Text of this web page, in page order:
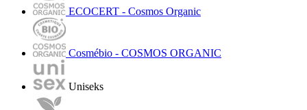
ECOCERT - Cosmos Organic
Cosmébio - COSMOS ORGANIC
Uniseks